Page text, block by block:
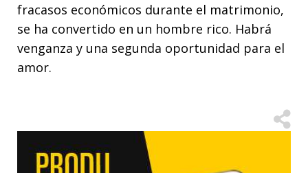
fracasos económicos durante el matrimonio,
se ha convertido en un hombre rico. Habrá
venganza y una segunda oportunidad para el
amor.